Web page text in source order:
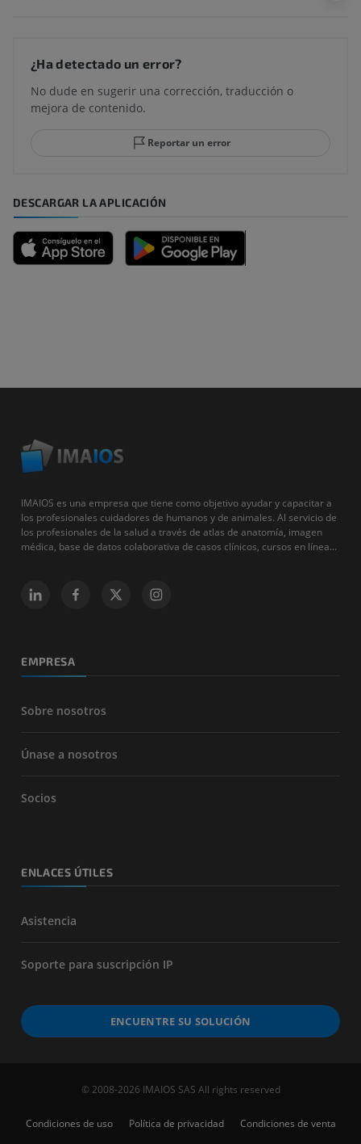
¿Ha detectado un error?
No dude en sugerir una corrección, traducción o
mejora de contenido.
Reportar un error
DESCARGAR LA APLICACIÓN
IMAIOS es una empresa que tiene como objetivo ayudar y capacitar a
los profesionales cuidadores de humanos y de animales. Al servicio de
los profesionales de la salud a través de atlas de anatomía, imagen
médica, base de datos colaborativa de casos clínicos, cursos en línea...
EMPRESA
Sobre nosotros
Únase a nosotros
Socios
ENLACES ÚTILES
Asistencia
Soporte para suscripción IP
ENCUENTRE SU SOLUCIÓN
© 2008-2026 IMAIOS SAS All rights reserved
Condiciones de uso Política de privacidad Condiciones de venta